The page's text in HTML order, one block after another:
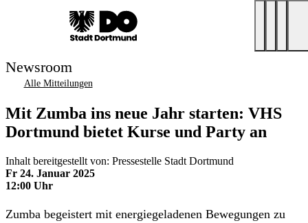
Newsroom
Alle Mitteilungen
Mit Zumba ins neue Jahr starten: VHS
Dortmund bietet Kurse und Party an
Inhalt bereitgestellt von: Pressestelle Stadt Dortmund
Fr 24. Januar 2025
12:00 Uhr
Zumba begeistert mit energiegeladenen Bewegungen zu